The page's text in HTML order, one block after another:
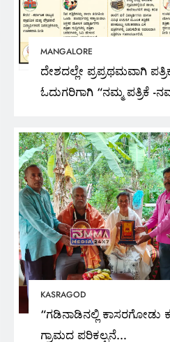
MANGALORE
ದೇಶದಲ್ಲೇ ಪ್ರಪ್ರಥಮವಾಗಿ
ಓದುಗರಿಗಾಗಿ “ನಮ್ಮ ಪತ್ರಿಕೆ -
ಪ್ರೇರಣೆಯಿಂದ ರಾಜ್ಯಮಟ್ಟದಲ್ಲಿ
“ಮನೆ ಮನೆಗೆ ಕನ್ನಡ ಪತ್ರಿಕಾ
ಅಭಿಯಾನ “
KASRAGOD
“ಗಡಿನಾಡಿನಲ್ಲಿ ಕಾಸರಗೋಡು
ಗ್ರಾಮದ ಪರಿಕಲ್ಪನೆ
KASRAGOD
“ಗಡಿನಾಡಿನಲ್ಲಿ
ಕನ್ನಡ ಗ್ರಾಮದ ಪರಿಕಲ್ಪನೆ
ಅಭಿನಂದನೀಯ” ಎಲ್.
ಜಿ.ಜ್ಯೋತಿಶ್ವರ ಅಭಿಮತ